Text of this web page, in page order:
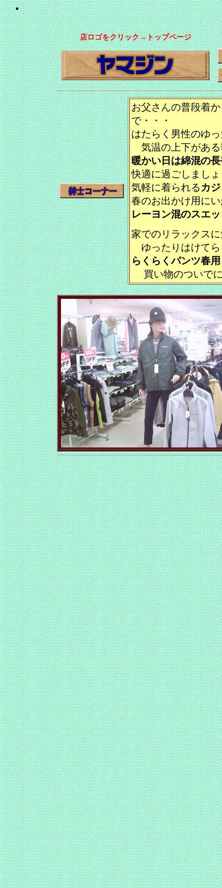
店ロゴをクリック→トップページ
お父さんの普段着
で・・・
はたらく男性のゆ
気温の上下がある
暖かい日は綿混の
快適に過ごしまし
気軽に着られるカ
春のお出かけ用に
レーヨン混のスエ
家でのリラックス
ゆったりはけてら
らくらくパンツ春
買い物のついで